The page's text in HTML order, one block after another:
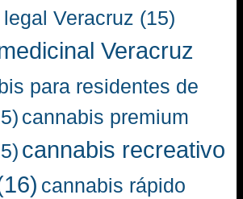
Veracruz (15)
Veracruz
para residentes de
cannabis premium
cannabis recreativo
cannabis rápido